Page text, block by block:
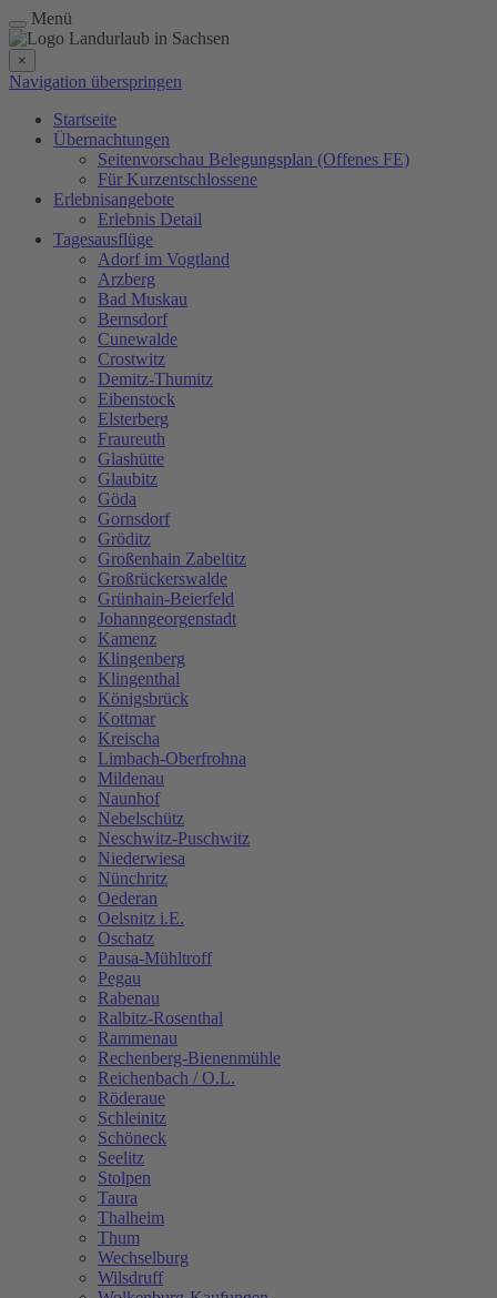
Menü
×
Navigation überspringen
Startseite
Übernachtungen
Seitenvorschau Belegungsplan (Offenes FE)
Für Kurzentschlossene
Erlebnisangebote
Erlebnis Detail
Tagesausflüge
Adorf im Vogtland
Arzberg
Bad Muskau
Bernsdorf
Cunewalde
Crostwitz
Demitz-Thumitz
Eibenstock
Elsterberg
Fraureuth
Glashütte
Glaubitz
Göda
Gornsdorf
Gröditz
Großenhain Zabeltitz
Großrückerswalde
Grünhain-Beierfeld
Johanngeorgenstadt
Kamenz
Klingenberg
Klingenthal
Königsbrück
Kottmar
Kreischa
Limbach-Oberfrohna
Mildenau
Naunhof
Nebelschütz
Neschwitz-Puschwitz
Niederwiesa
Nünchritz
Oederan
Oelsnitz i.E.
Oschatz
Pausa-Mühltroff
Pegau
Rabenau
Ralbitz-Rosenthal
Rammenau
Rechenberg-Bienenmühle
Reichenbach / O.L.
Röderaue
Schleinitz
Schöneck
Seelitz
Stolpen
Taura
Thalheim
Thum
Wechselburg
Wilsdruff